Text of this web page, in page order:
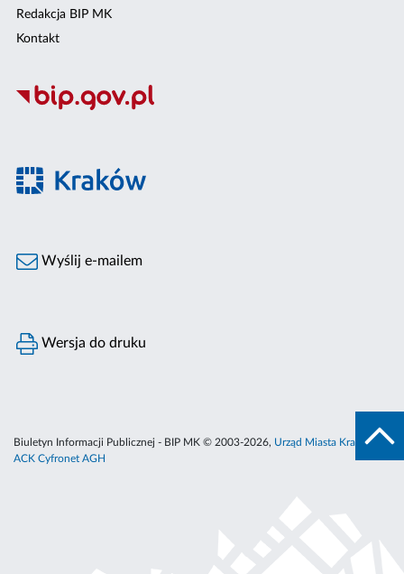
Redakcja BIP MK
Kontakt
Wyślij e-mailem
Wersja do druku
Biuletyn Informacji Publicznej - BIP MK © 2003-2026, Urząd Miasta Krakowa
ACK Cyfronet AGH